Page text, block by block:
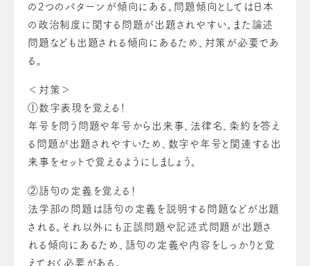
の2つのパターンが傾向にある。問題傾向としては日本
の政治制度に関する問題が出題されやすい。また論述
問題なども出題される傾向にあるため、対策が必要であ
る。
＜対策＞
①数字表現を覚える！
年号を問う問題や年号から出来事、法律名、条約を答え
る問題が出題されやすいため、数字や年号と関連する出
来事をセットで覚えるようにしましょう。
②語句の定義を覚える！
法学部の問題は語句の定義を説明する問題などが出題
される。それ以外にも正誤問題や記述式問題が出題さ
れる傾向にあるため、語句の定義や内容をしっかりと覚
えておく必要がある。